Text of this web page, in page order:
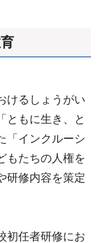
けるしょうがい
ともに生き、と
「インクルーシ
もたちの人権を
研修内容を策定
初任者研修にお